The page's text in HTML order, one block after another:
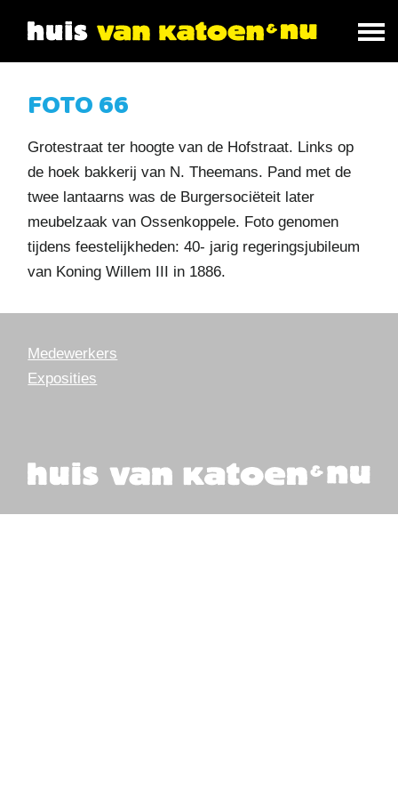
FOTO 66
Grotestraat ter hoogte van de Hofstraat. Links op
de hoek bakkerij van N. Theemans. Pand met de
twee lantaarns was de Burgersociëteit later
meubelzaak van Ossenkoppele. Foto genomen
tijdens feestelijkheden: 40- jarig regeringsjubileum
van Koning Willem III in 1886.
Medewerkers
Exposities